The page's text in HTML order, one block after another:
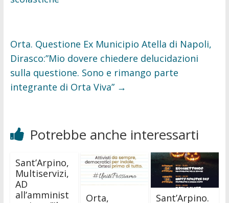
Orta. Questione Ex Municipio Atella di Napoli,
Dirasco:”Mio dovere chiedere delucidazioni
sulla questione. Sono e rimango parte
integrante di Orta Viva” →
Potrebbe anche interessarti
Sant’Arpino,
Multiservizi,
AD
all’amminist
Orta,
Sant’Arpino.